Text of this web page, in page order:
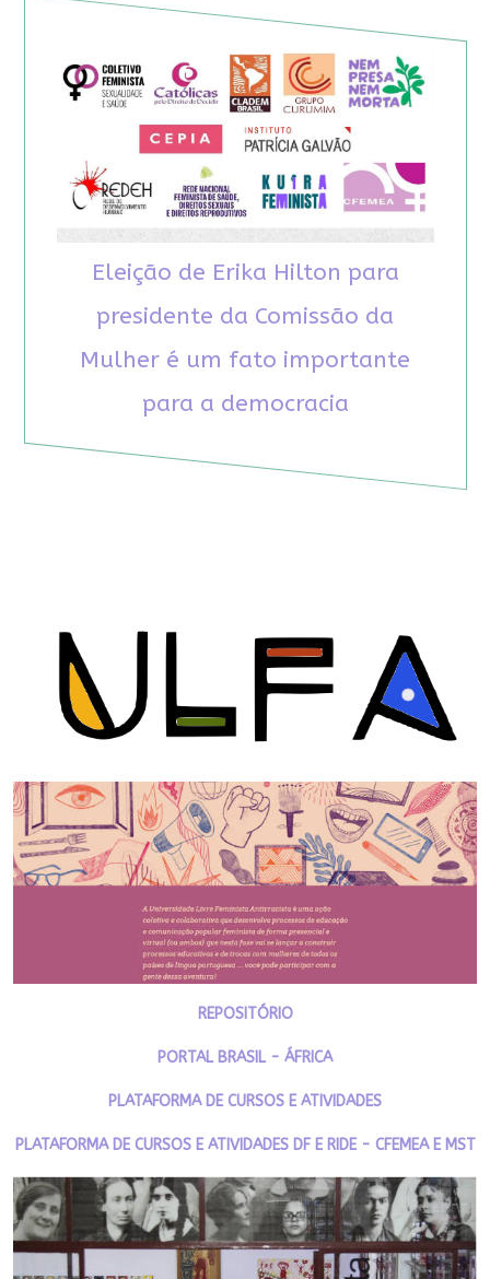
Eleição de Erika Hilton para
presidente da Comissão da
Mulher é um fato importante
para a democracia
REPOSITÓRIO
PORTAL BRASIL - ÁFRICA
PLATAFORMA DE CURSOS E ATIVIDADES
PLATAFORMA DE CURSOS E ATIVIDADES DF E RIDE - CFEMEA E MST